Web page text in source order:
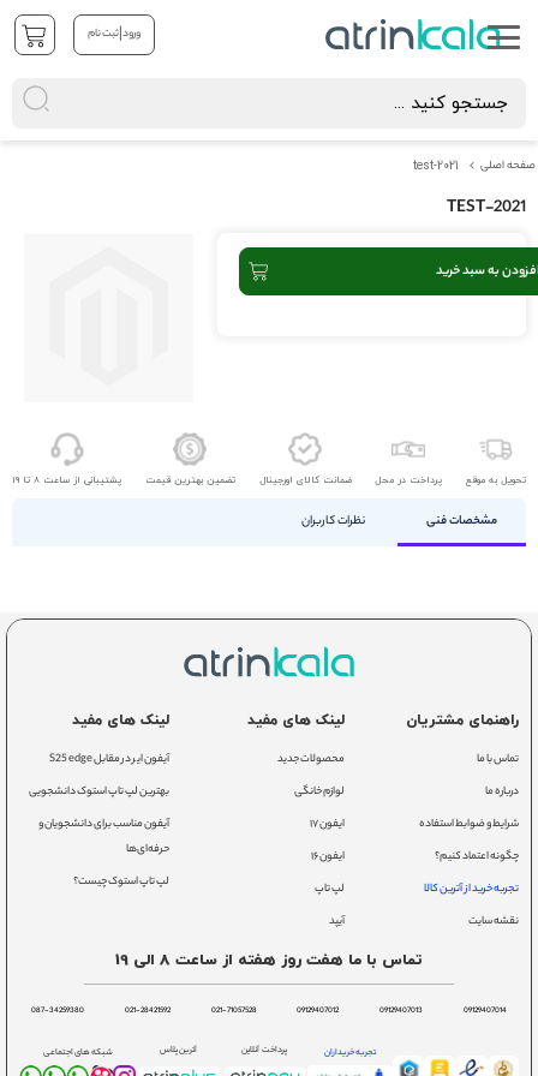
ورود|ثبت نام
صفحه اصلی test-2021
TEST-2021
به
ابتدای
گالری
تصاویر
به سبد خرید
تحویل به موقع پرداخت در محل ضمانت کالای اورجینال تضمین بهترین قیمت پشتیبانی از ساعت 8 تا 19
مشخصات فنی نظرات کاربران
راهنمای مشتریان
تماس با ما
درباره ما
شرایط و ضوابط استفاده
چگونه اعتماد کنیم؟
تجربه خرید از آترین کالا
نقشه سایت
لینک های مفید
محصولات جدید
لوازم خانگی
ایفون ۱۷
ایفون ۱۶
لپ تاپ
آیپد
لینک های مفید
آیفون ایر در مقابل S25 edge
بهترین لپ تاپ استوک دانشجویی
آیفون مناسب برای دانشجویان و
حرفه‌ای‌ها
لپ تاپ استوک چیست؟
تماس با ما هفت روز هفته از ساعت 8 الی 19
09129407014
09129407013
09129407012
021-71057528
021-28421592
087-34259380
تجربه خریداران پرداخت آنلاین آترین پلاس شبکه های اجتماعی